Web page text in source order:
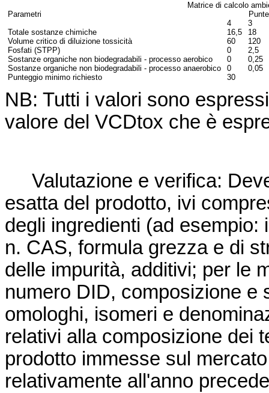
Matrice di calcolo
Parametri
4
3
Totale sostanze chimiche
16,5
18
Volume critico di diluizione tossicità
60
120
Fosfati (STPP)
0
2,5
Sostanze organiche non biodegradabili - processo aerobico
0
0,25
Sostanze organiche non biodegradabili - processo anaerobico
0
0,05
Punteggio minimo richiesto
30
NB: Tutti i valori sono
valore del VCDtox che è
Valutazione e verifica:
esatta del prodotto, ivi
degli ingredienti (ad
n. CAS, formula grezza e di
delle impurità, additivi; per le
numero DID, composizione e
omologhi, isomeri e
relativi alla composizione dei
prodotto immesse sul
relativamente all'anno